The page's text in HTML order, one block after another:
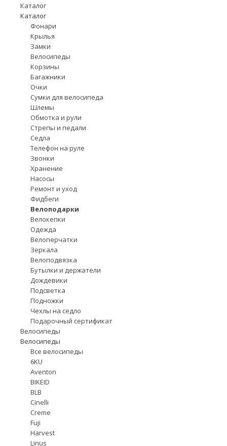
Каталог
Каталог
Фонари
Крылья
Замки
Велосипеды
Корзины
Багажники
Очки
Сумки для велосипеда
Шлемы
Обмотка и рули
Стрепы и педали
Седла
Телефон на руле
Звонки
Хранение
Насосы
Ремонт и уход
Фидбеги
Велоподарки
Велокепки
Одежда
Велоперчатки
Зеркала
Велоподвязка
Бутылки и держатели
Дождевики
Подсветка
Подножки
Чехлы на седло
Подарочный сертификат
Велосипеды
Велосипеды
Все велосипеды
6KU
Aventon
BIKEID
BLB
Cinelli
Creme
Fuji
Harvest
Linus